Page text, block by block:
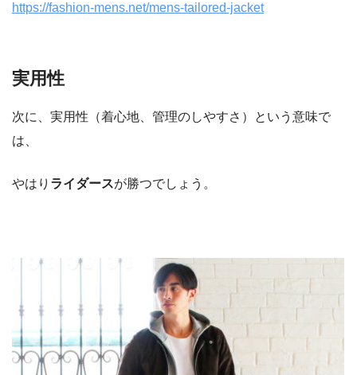
https://fashion-mens.net/mens-tailored-jacket
実用性
次に、実用性（着心地、管理のしやすさ）という意味で
は、
やはり ライダースが勝つでしょう。